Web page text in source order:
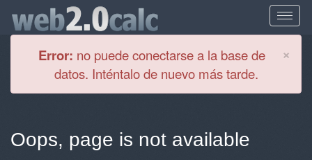
×
Error: no puede conectarse a la base de
datos. Inténtalo de nuevo más tarde.
Oops, page is not available